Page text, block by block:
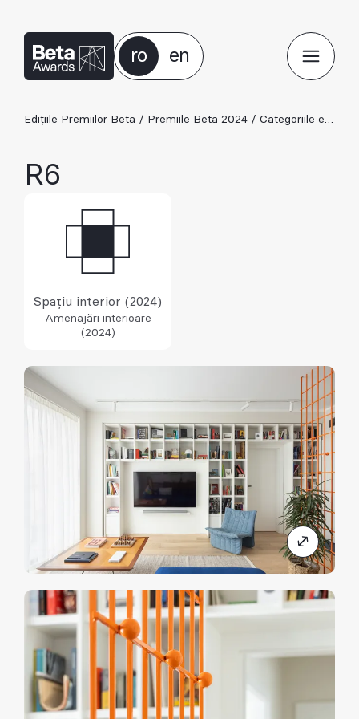
ro en
Edițiile Premiilor Beta / Premiile Beta 2024 / Categoriile ediției 2024
R6
Spațiu interior (2024)
Amenajări interioare
(2024)